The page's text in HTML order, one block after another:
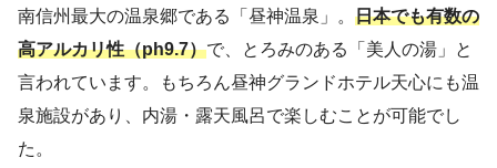
南信州最大の温泉郷である「昼神温泉」。 日本でも有数の
高アルカリ性（ph9.7）で、とろみのある「美人の湯」と
言われています。もちろん昼神グランドホテル天心にも温
泉施設があり、内湯・露天風呂で楽しむことが可能でし
た。